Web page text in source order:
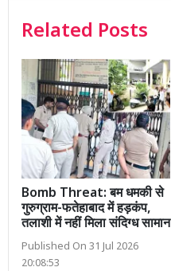
Related Posts
Bomb Threat: बम धमकी से
गुरुग्राम-फतेहाबाद में हड़कंप,
तलाशी में नहीं मिला संदिग्ध सामान
Published On 31 Jul 2026
20:08:53